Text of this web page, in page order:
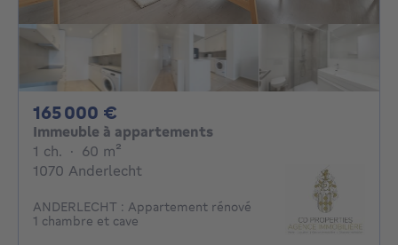
165 000 €
Immeuble à appartements
1 ch. 1 chambre
· 60 m²
1070 Anderlecht
ANDERLECHT : Appartement rénové
1 chambre et cave